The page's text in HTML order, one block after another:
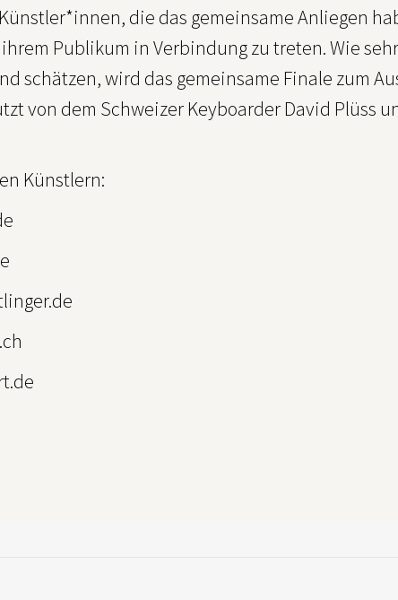
die das gemeinsame Anliegen
Publikum in Verbindung zu treten. Wie
schätzen, wird das gemeinsame Finale zum
von dem Schweizer Keyboarder David Plüss
Künstlern: